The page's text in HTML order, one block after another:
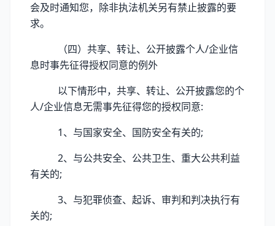
会及时通知您，除非执法机关另有禁止披露的要
求。
（四）共享、转让、公开披露个人/企业信
息时事先征得授权同意的例外
以下情形中，共享、转让、公开披露您的个
人/企业信息无需事先征得您的授权同意:
1、与国家安全、国防安全有关的;
2、与公共安全、公共卫生、重大公共利益
有关的;
3、与犯罪侦查、起诉、审判和判决执行有
关的;